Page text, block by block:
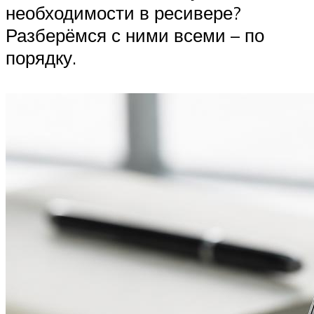
необходимости в ресивере?
Разберёмся с ними всеми – по
порядку.